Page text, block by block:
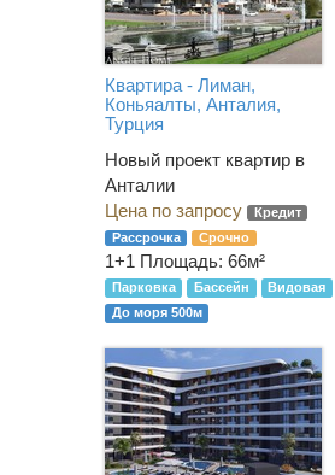
Квартира - Лиман,
Коньяалты, Анталия,
Турция
Новый проект квартир в
Анталии
Цена по запросу
Кредит
Рассрочка
Срочно
1+1 Площадь: 66м²
Парковка Бассейн
Видовая
До моря 500м